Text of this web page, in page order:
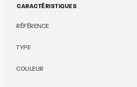
CARACTÉRISTIQUES
RÉFÉRENCE
TYPE
COULEUR